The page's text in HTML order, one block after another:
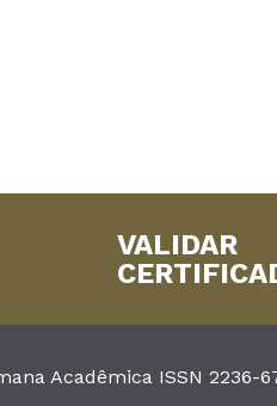
VALIDAR
Acadêmica ISSN 2236-